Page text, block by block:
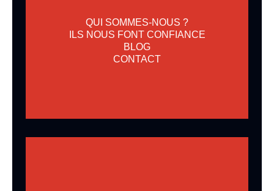
QUI SOMMES-NOUS ?
ILS NOUS FONT CONFIANCE
BLOG
CONTACT